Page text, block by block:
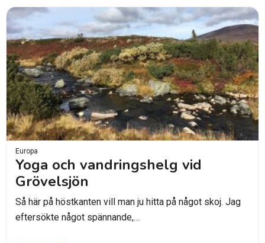
Europa
Yoga och vandringshelg vid
Grövelsjön
Så här på höstkanten vill man ju hitta på något skoj. Jag
eftersökte något spännande,…